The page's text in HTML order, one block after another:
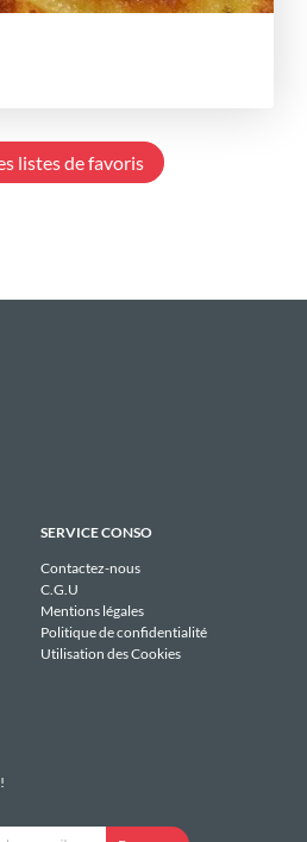
listes de favoris
SERVICE CONSO
Contactez-nous
C.G.U
Mentions légales
Politique de confidentialité
Utilisation des Cookies